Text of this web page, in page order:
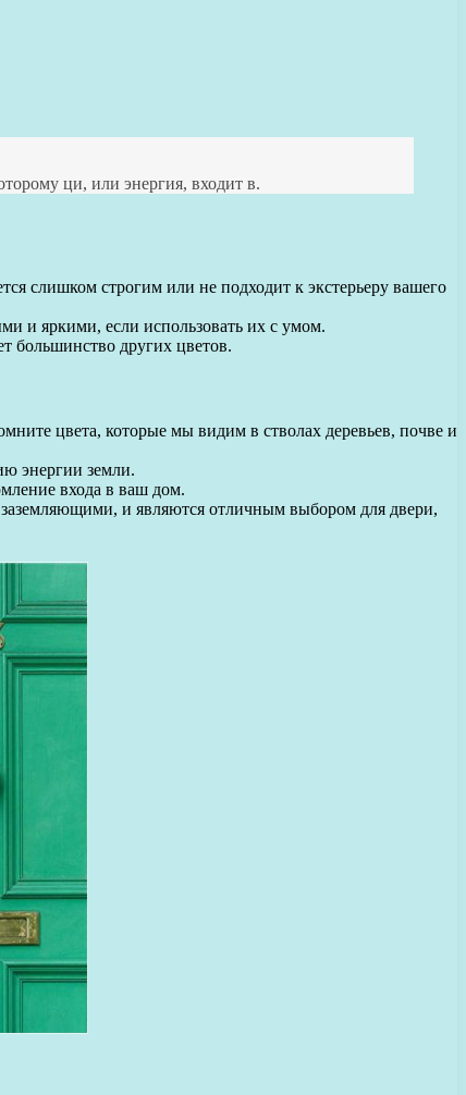
ци, или энергия, входит в.
слишком строгим или не подходит к экстерьеру вашего
и яркими, если использовать их с умом.
большинство других цветов.
цвета, которые мы видим в стволах деревьев, почве и
энергии земли.
входа в ваш дом.
и являются отличным выбором для двери,